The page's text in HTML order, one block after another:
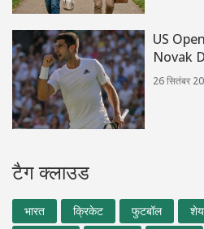
US
Novak
Sinner को
26 सितंबर
टैग क्लाउड
भारत क्रिकेट फुटबॉल